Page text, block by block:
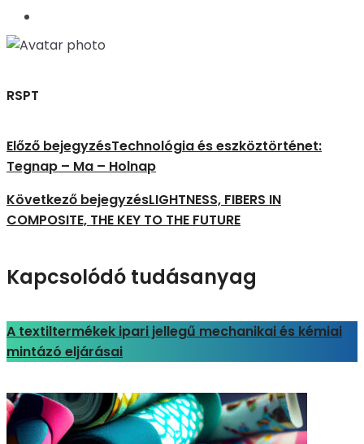
RSPT
Előző bejegyzésTechnológia és eszköztörténet:
Tegnap – Ma – Holnap
Következő bejegyzésLIGHTNESS, FIBERS IN
COMPOSITE, THE KEY TO THE FUTURE
Kapcsolódó tudásanyag
A textiltermékek ipari jellegű mechanikai és kémiai
mintázó eljárásai